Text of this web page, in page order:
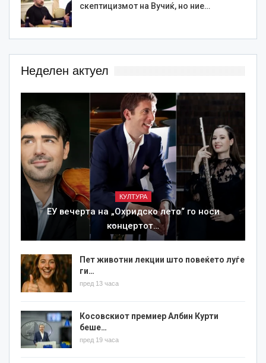
скептицизмот на Вучиќ, но ние…
Неделен актуел
КУЛТУРА
ЕУ вечерта на „Охридско лето“ го носи
концертот…
Пет животни лекции што повеќето луѓе
ги…
пред 13 часа
Косовскиот премиер Албин Курти
беше…
пред 19 часа